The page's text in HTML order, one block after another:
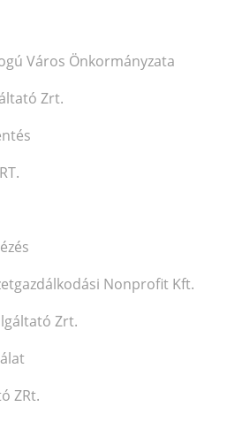
Város Önkormányzata
Zrt.
Nonprofit Kft.
Zrt.
ZRt.